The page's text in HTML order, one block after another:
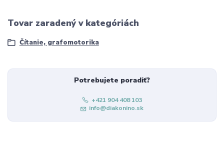
Tovar zaradený v kategóriách
Čítanie, grafomotorika
Potrebujete poradiť?
+421 904 408 103
info@diakonino.sk